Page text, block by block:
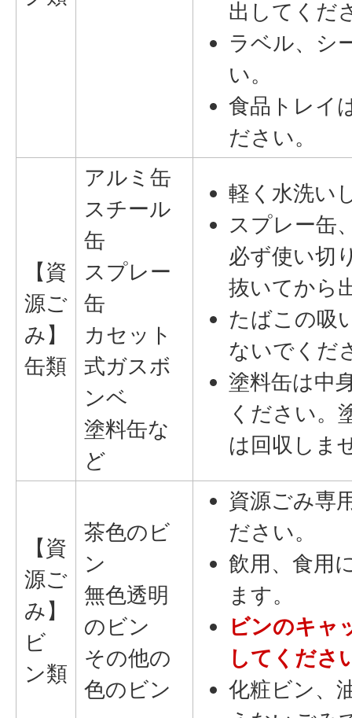
出してくだ
ラベル、シ
い。
食品トレイ
ださい。
【資
源ご
み】
缶類
アルミ缶
スチール
缶
スプレー
缶
カセット
式ガスボ
ンベ
塗料缶な
ど
軽く水洗い
スプレー缶
必ず使い切
抜いてから
たばこの吸
ないでくだ
塗料缶は中
ください。
は回収しま
【資
源ご
み】
ビ
ン類
茶色のビ
ン
無色透明
のビン
その他の
色のビン
資源ごみ専
ださい。
飲用、食用
ます。
ビンのキャ
してくださ
化粧ビン、